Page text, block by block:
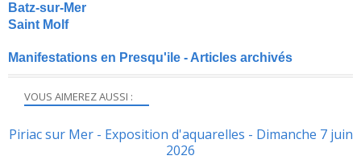
VOUS AIMEREZ AUSSI :
Piriac sur Mer - Exposition d'aquarelles - Dimanche 7 juin
2026
Batz-sur-Mer
Saint Molf
Manifestations en Presqu'ile - Articles archivés